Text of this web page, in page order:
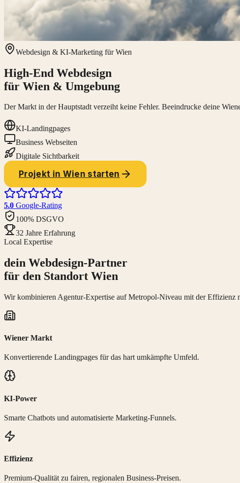
Webdesign & KI-Marketing für Wien
High-End Webdesign
für Wien & Umgebung
Der Markt in der Hauptstadt verzeiht keine Fehler. Beeindrucke deine
KI-Landingpages
Business Webseiten
Digitale Sichtbarkeit
Projekt in Wien starten
5.0 Google-Rating
100% DSGVO
32 Jahre Erfahrung
Local Expertise
dein Webdesign-Partner
für den Standort Wien
Wir kombinieren Agentur-Expertise auf Metropol-Niveau mit der Effizienz
Wiener Markt
Konvertierende Landingpages für das hart umkämpfte Umfeld.
KI-Power
Smarte Chatbots und automatisierte Marketing-Funnels.
Effizienz
Premium-Qualität zu fairen, regionalen Business-Preisen.